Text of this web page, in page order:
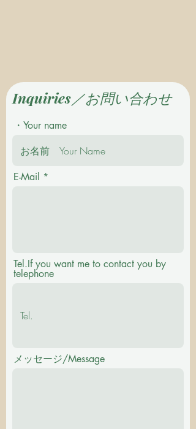
Inquiries／お問い合わせ
・Your name
E-Mail
Tel.If you want me to contact you by
telephone
メッセージ/Message